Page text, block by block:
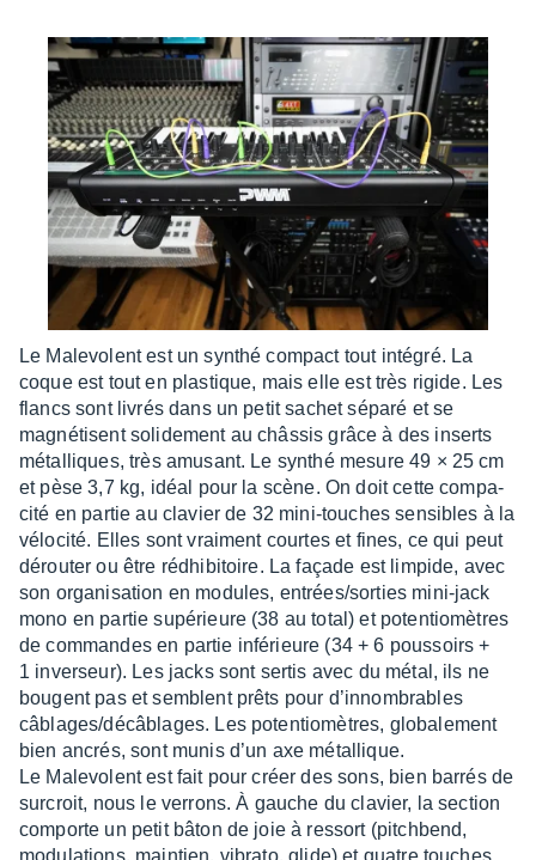
Le Male­volent est un synthé compact tout inté­gré. La
coque est tout en plas­tique, mais elle est très rigide. Les
flancs sont livrés dans un petit sachet séparé et se
magné­tisent soli­de­ment au châs­sis grâce à des inserts
métal­liques, très amusant. Le synthé mesure 49 × 25 cm
et pèse 3,7 kg, idéal pour la scène. On doit cette compa­
cité en partie au clavier de 32 mini-touches sensibles à la
vélo­cité. Elles sont vrai­ment courtes et fines, ce qui peut
dérou­ter ou être rédhi­bi­toire. La façade est limpide, avec
son orga­ni­sa­tion en modules, entrées/sorties mini-jack
mono en partie supé­rieure (38 au total) et poten­tio­mètres
de commandes en partie infé­rieure (34 + 6 pous­soirs +
1 inver­seur). Les jacks sont sertis avec du métal, ils ne
bougent pas et semblent prêts pour d’in­nom­brables
câblages/décâ­blages. Les poten­tio­mètres, globa­le­ment
bien ancrés, sont munis d’un axe métal­lique.
Le Male­volent est fait pour créer des sons, bien barrés de
surcroit, nous le verrons. À gauche du clavier, la section
comporte un petit bâton de joie à ressort (pitch­bend,
modu­la­tions, main­tien, vibrato, glide) et quatre touches